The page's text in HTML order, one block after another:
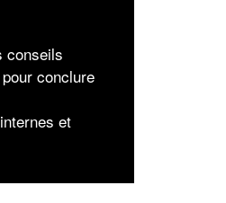
conseils
conclure
et